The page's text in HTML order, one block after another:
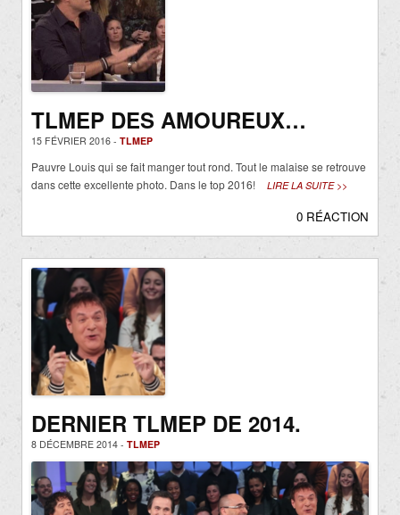
TLMEP DES AMOUREUX…
15 FÉVRIER 2016 - TLMEP
Pauvre Louis qui se fait manger tout rond. Tout le malaise se retrouve
dans cette excellente photo. Dans le top 2016!
LIRE LA SUITE >>
0 RÉACTION
DERNIER TLMEP DE 2014.
8 DÉCEMBRE 2014 - TLMEP